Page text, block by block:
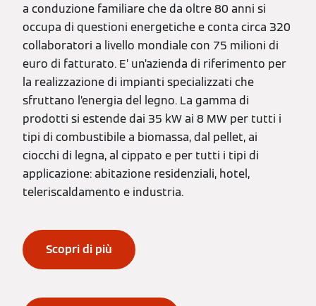
a conduzione familiare che da oltre 80 anni si
occupa di questioni energetiche e conta circa 320
collaboratori a livello mondiale con 75 milioni di
euro di fatturato. E’ un’azienda di riferimento per
la realizzazione di impianti specializzati che
sfruttano l’energia del legno. La gamma di
prodotti si estende dai 35 kW ai 8 MW per tutti i
tipi di combustibile a biomassa, dal pellet, ai
ciocchi di legna, al cippato e per tutti i tipi di
applicazione: abitazione residenziali, hotel,
teleriscaldamento e industria.
Scopri di più